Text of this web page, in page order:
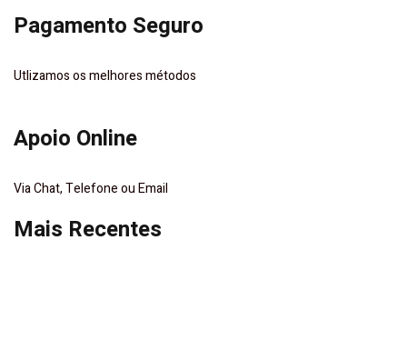
Pagamento Seguro
Utlizamos os melhores métodos
Apoio Online
Via Chat, Telefone ou Email
Mais Recentes